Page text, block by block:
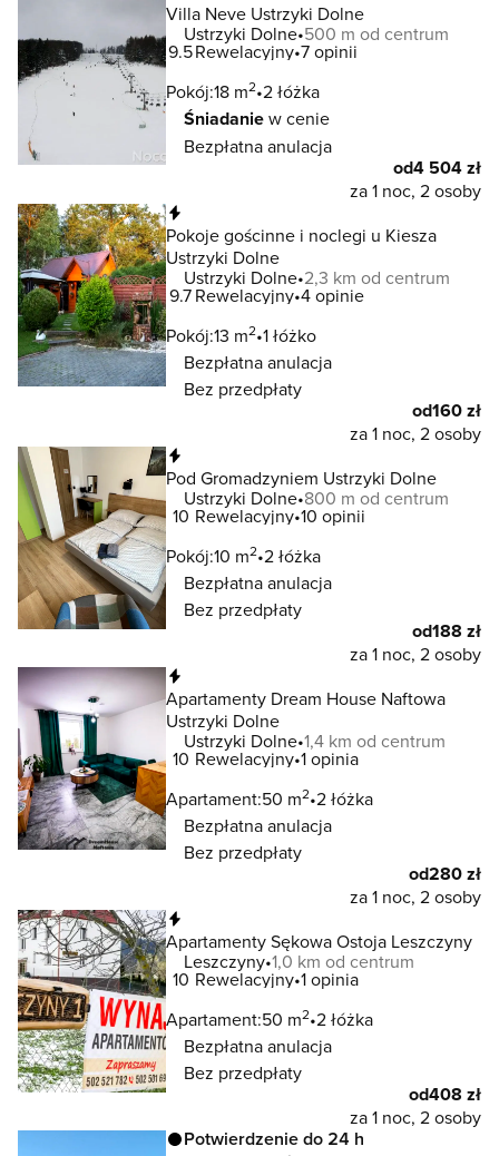
Villa Neve Ustrzyki Dolne
Ustrzyki Dolne 500 m od centrum
9.5Rewelacyjny 7 opinii
Pokój:18 m2 2 łóżka
Śniadaniew cenie
Bezpłatna anulacja
od4 504 zł
za 1 noc, 2 osoby
Pokoje gościnne i noclegi u Kiesza
Ustrzyki Dolne
Ustrzyki Dolne 2,3 km od centrum
9.7Rewelacyjny 4 opinie
Pokój:13 m2 1 łóżko
Bezpłatna anulacja
Bez przedpłaty
od160 zł
za 1 noc, 2 osoby
Pod Gromadzyniem Ustrzyki Dolne
Ustrzyki Dolne 800 m od centrum
10 Rewelacyjny 10 opinii
Pokój:10 m2 2 łóżka
Bezpłatna anulacja
Bez przedpłaty
od188 zł
za 1 noc, 2 osoby
Apartamenty Dream House Naftowa
Ustrzyki Dolne
Ustrzyki Dolne 1,4 km od centrum
10 Rewelacyjny 1 opinia
Apartament:50 m2 2 łóżka
Bezpłatna anulacja
Bez przedpłaty
od280 zł
za 1 noc, 2 osoby
Apartamenty Sękowa Ostoja Leszczyny
Leszczyny 1,0 km od centrum
10 Rewelacyjny 1 opinia
Apartament:50 m2 2 łóżka
Bezpłatna anulacja
Bez przedpłaty
od408 zł
za 1 noc, 2 osoby
Potwierdzenie do 24 h